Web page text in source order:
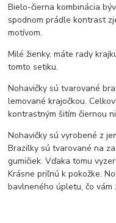
Bielo-čierna kombinácia
spodnom prádle kontrast
motívom.
Milé žienky, máte rady
tomto setiku.
Nohavičky sú tvarované
lemované krajočkou.
kontrastným šitím čiernou
Nohavičky sú vyrobené z
Brazilky sú tvarované na
gumičiek. Vďaka tomu
Krásne priľnú k pokožke.
bavlneného úpletu, čo